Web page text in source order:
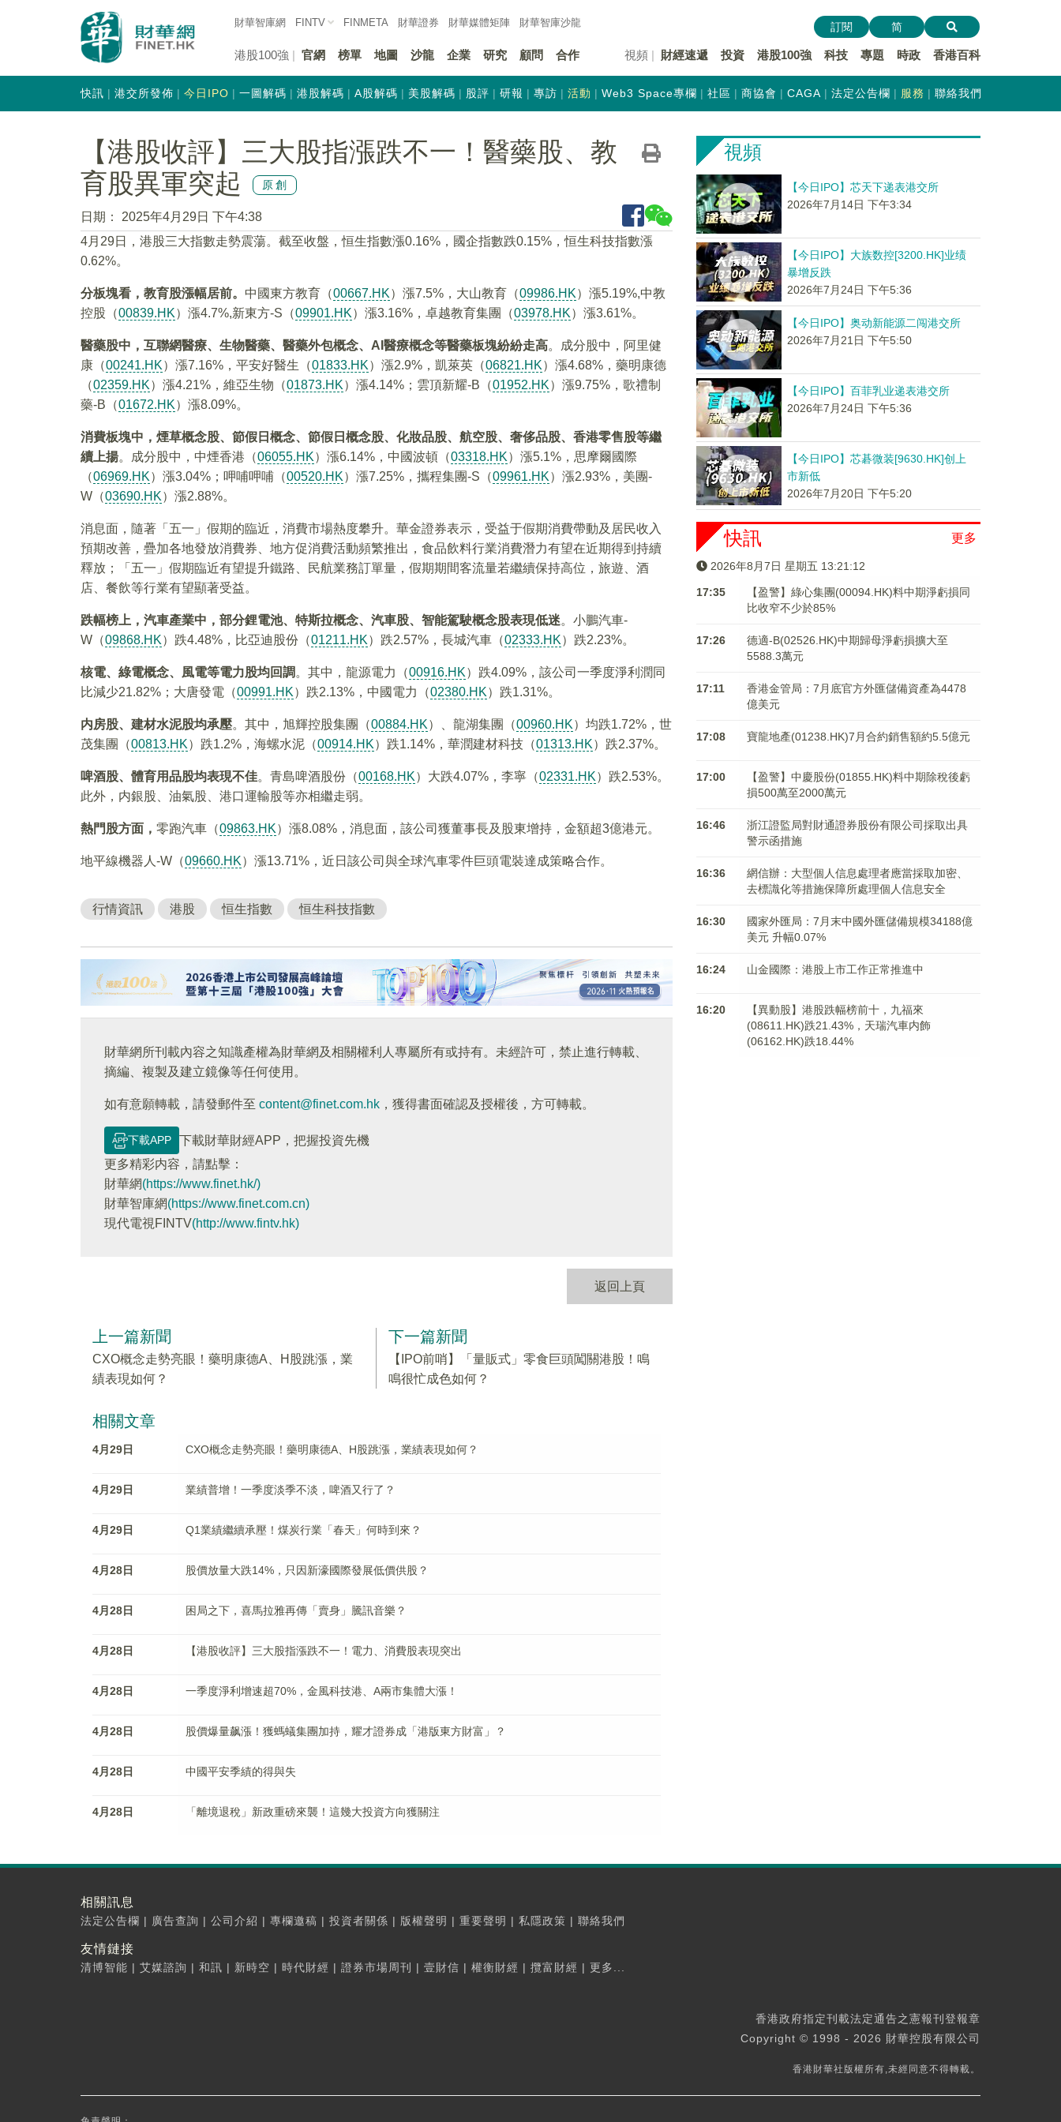
財華智庫網 FINTV FINMETA 財華證券 財華媒體矩陣 財華智庫沙龍
港股100強 官網 榜單 地圖 沙龍 企業 研究 顧問 合作 視頻 財經速遞 投資 港股100強 科技 專題 時政 香港百科
訂閱 简
快訊 港交所發佈 今日IPO 一圖解碼 港股解碼 A股解碼 美股解碼 股評 研報 專訪 活動 Web3 Space專欄 社區 商協會 CAGA 法定公告欄 服務 聯絡我們
【港股收評】三大股指漲跌不一！醫藥股、教
育股異軍突起
原創
日期：
2025年4月29日 下午4:38
4月29日，港股三大指數走勢震蕩。截至收盤，恒生指數漲0.16%，國企指數跌0.15%，恒生科技指數漲
0.62%。
分板塊看，教育股漲幅居前。 中國東方教育（00667.HK）漲7.5%，大山教育（09986.HK）漲5.19%,中教
控股（00839.HK）漲4.7%,新東方-S（09901.HK）漲3.16%，卓越教育集團（03978.HK）漲3.61%。
醫藥股中，互聯網醫療、生物醫藥、醫藥外包概念、AI醫療概念等醫藥板塊紛紛走高。成分股中，阿里健
康（00241.HK）漲7.16%，平安好醫生（01833.HK）漲2.9%，凱萊英（06821.HK）漲4.68%，藥明康德
（02359.HK）漲4.21%，維亞生物（01873.HK）漲4.14%；雲頂新耀-B（01952.HK）漲9.75%，歌禮制
藥-B（01672.HK）漲8.09%。
消費板塊中，煙草概念股、節假日概念、節假日概念股、化妝品股、航空股、奢侈品股、香港零售股等繼
續上揚。成分股中，中煙香港（06055.HK）漲6.14%，中國波頓（03318.HK）漲5.1%，思摩爾國際
（06969.HK）漲3.04%；呷哺呷哺（00520.HK）漲7.25%，攜程集團-S（09961.HK）漲2.93%，美團-
W（03690.HK）漲2.88%。
消息面，隨著「五一」假期的臨近，消費市場熱度攀升。華金證券表示，受益于假期消費帶動及居民收入
預期改善，疊加各地發放消費券、地方促消費活動頻繁推出，食品飲料行業消費潛力有望在近期得到持續
釋放；「五一」假期臨近有望提升鐵路、民航業務訂單量，假期期間客流量若繼續保持高位，旅遊、酒
店、餐飲等行業有望顯著受益。
跌幅榜上，汽車產業中，部分鋰電池、特斯拉概念、汽車股、智能駕駛概念股表現低迷。小鵬汽車-
W（09868.HK）跌4.48%，比亞迪股份（01211.HK）跌2.57%，長城汽車（02333.HK）跌2.23%。
核電、綠電概念、風電等電力股均回調 。其中，龍源電力（00916.HK）跌4.09%，該公司一季度淨利潤同
比減少21.82%；大唐發電（00991.HK）跌2.13%，中國電力（02380.HK）跌1.31%。
内房股、建材水泥股均承壓。其中，旭輝控股集團（00884.HK）、龍湖集團（00960.HK）均跌1.72%，世
茂集團（00813.HK）跌1.2%，海螺水泥（00914.HK）跌1.14%，華潤建材科技（01313.HK）跌2.37%。
啤酒股、體育用品股均表現不佳。青島啤酒股份（00168.HK）大跌4.07%，李寧（02331.HK）跌2.53%。
此外，内銀股、油氣股、港口運輸股等亦相繼走弱。
熱門股方面， 零跑汽車（09863.HK）漲8.08%，消息面，該公司獲董事長及股東增持，金額超3億港元。
地平線機器人-W（09660.HK）漲13.71%，近日該公司與全球汽車零件巨頭電裝達成策略合作。
行情資訊 港股 恒生指數 恒生科技指數
財華網所刊載內容之知識產權為財華網及相關權利人專屬所有或持有。未經許可，禁止進行轉載、
摘編、複製及建立鏡像等任何使用。
如有意願轉載，請發郵件至 content@finet.com.hk ，獲得書面確認及授權後，方可轉載。
下載APP
下載財華財經APP，把握投資先機
更多精彩内容，請點擊：
財華網(https://www.finet.hk/)
財華智庫網(https://www.finet.com.cn)
現代電視FINTV(http://www.fintv.hk)
返回上頁
上一篇新聞
CXO概念走勢亮眼！藥明康德A、H股跳漲，業
績表現如何？
下一篇新聞
【IPO前哨】「量販式」零食巨頭闖關港股！鳴
鳴很忙成色如何？
相關文章
4月29日 CXO概念走勢亮眼！藥明康德A、H股跳漲，業績表現如何？
4月29日 業績普增！一季度淡季不淡，啤酒又行了？
4月29日 Q1業績繼續承壓！煤炭行業「春天」何時到來？
4月28日 股價放量大跌14%，只因新濠國際發展低價供股？
4月28日 困局之下，喜馬拉雅再傳「賣身」騰訊音樂？
4月28日 【港股收評】三大股指漲跌不一！電力、消費股表現突出
4月28日 一季度淨利增速超70%，金風科技港、A兩市集體大漲！
4月28日 股價爆量飙漲！獲螞蟻集團加持，耀才證券成「港版東方財富」？
4月28日 中國平安季績的得與失
4月28日 「離境退稅」新政重磅來襲！這幾大投資方向獲關注
視頻
【今日IPO】芯天下递表港交所
2026年7月14日 下午3:34
【今日IPO】大族数控[3200.HK]业绩
暴增反跌
2026年7月24日 下午5:36
【今日IPO】奥动新能源二闯港交所
2026年7月21日 下午5:50
【今日IPO】百菲乳业递表港交所
2026年7月24日 下午5:36
【今日IPO】芯碁微装[9630.HK]创上
市新低
2026年7月20日 下午5:20
更多
快訊
2026年8月7日 星期五 13:21:12
17:35
【盈警】綠心集團(00094.HK)料中期淨虧損同
比收窄不少於85%
17:26
德適-B(02526.HK)中期歸母淨虧損擴大至
5588.3萬元
17:11
香港金管局：7月底官方外匯儲備資產為4478
億美元
17:08 寶龍地產(01238.HK)7月合約銷售額約5.5億元
17:00
【盈警】中慶股份(01855.HK)料中期除稅後虧
損500萬至2000萬元
16:46
浙江證監局對財通證券股份有限公司採取出具
警示函措施
16:36
網信辦：大型個人信息處理者應當採取加密、
去標識化等措施保障所處理個人信息安全
16:30
國家外匯局：7月末中國外匯儲備規模34188億
美元 升幅0.07%
16:24 山金國際：港股上市工作正常推進中
16:20
【異動股】港股跌幅榜前十，九福來
(08611.HK)跌21.43%，天瑞汽車内飾
(06162.HK)跌18.44%
相關訊息
法定公告欄 | 廣告查詢 | 公司介紹 | 專欄邀稿 | 投資者關係 | 版權聲明 | 重要聲明 | 私隱政策 | 聯絡我們
友情鏈接
清博智能 | 艾媒諮詢 | 和訊 | 新時空 | 時代財經 | 證券市場周刊 | 壹財信 | 權衡財經 | 攬富財經 | 更多...
香港政府指定刊載法定通告之憲報刊登報章
Copyright © 1998 - 2026 財華控股有限公司
香港財華社版權所有,未經同意不得轉載。